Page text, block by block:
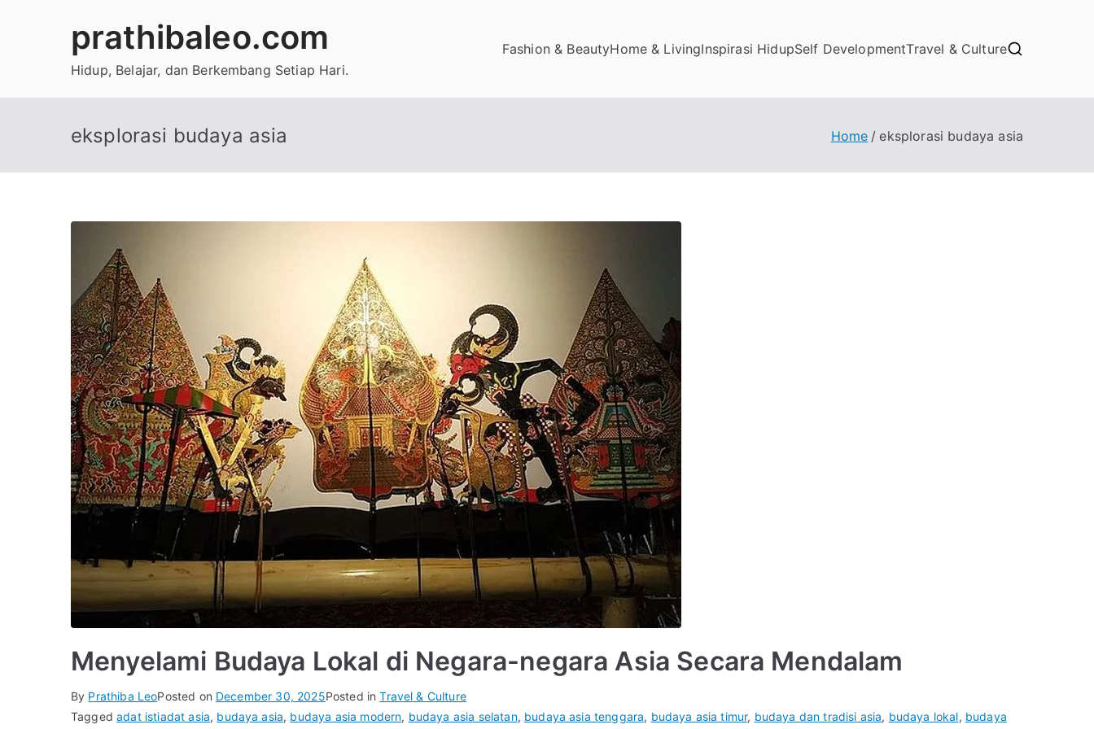
prathibaleo.com
Hidup, Belajar, dan Berkembang Setiap Hari.
Fashion & BeautyHome & LivingInspirasi HidupSelf DevelopmentTravel & Culture
eksplorasi budaya asia Home eksplorasi budaya asia
Menyelami Budaya Lokal di Negara-negara Asia Secara Mendalam
By Prathiba LeoPosted on December 30, 2025Posted inTravel & Culture
Taggedadat istiadat asia, budaya asia, budaya asia modern, budaya asia selatan, budaya asia tenggara, budaya asia timur, budaya dan tradisi asia, budaya lokal, budaya